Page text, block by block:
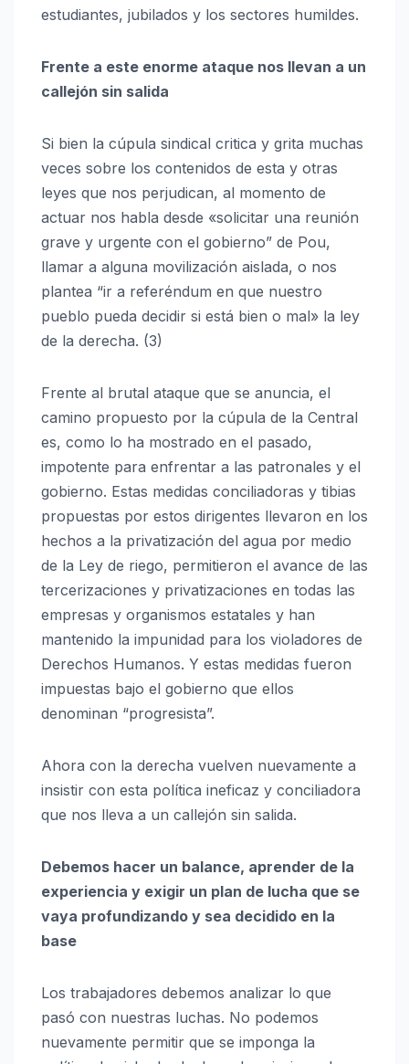
estudiantes, jubilados y los sectores humildes.
Frente a este enorme ataque nos llevan a un
callejón sin salida
Si bien la cúpula sindical critica y grita muchas
veces sobre los contenidos de esta y otras
leyes que nos perjudican, al momento de
actuar nos habla desde «solicitar una reunión
grave y urgente con el gobierno” de Pou,
llamar a alguna movilización aislada, o nos
plantea “ir a referéndum en que nuestro
pueblo pueda decidir si está bien o mal» la ley
de la derecha. (3)
Frente al brutal ataque que se anuncia, el
camino propuesto por la cúpula de la Central
es, como lo ha mostrado en el pasado,
impotente para enfrentar a las patronales y el
gobierno. Estas medidas conciliadoras y tibias
propuestas por estos dirigentes llevaron en los
hechos a la privatización del agua por medio
de la Ley de riego, permitieron el avance de las
tercerizaciones y privatizaciones en todas las
empresas y organismos estatales y han
mantenido la impunidad para los violadores de
Derechos Humanos. Y estas medidas fueron
impuestas bajo el gobierno que ellos
denominan “progresista”.
Ahora con la derecha vuelven nuevamente a
insistir con esta política ineficaz y conciliadora
que nos lleva a un callejón sin salida.
Debemos hacer un balance, aprender de la
experiencia y exigir un plan de lucha que se
vaya profundizando y sea decidido en la
base
Los trabajadores debemos analizar lo que
pasó con nuestras luchas. No podemos
nuevamente permitir que se imponga la